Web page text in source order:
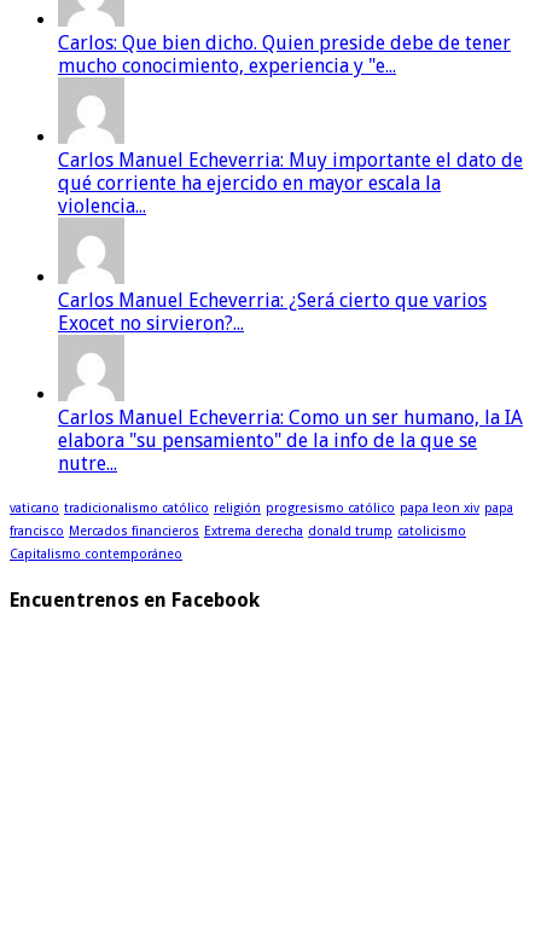
Carlos: Que bien dicho. Quien preside debe de tener
mucho conocimiento, experiencia y "e...
Carlos Manuel Echeverria: Muy importante el dato de
qué corriente ha ejercido en mayor escala la
violencia...
Carlos Manuel Echeverria: ¿Será cierto que varios
Exocet no sirvieron?...
Carlos Manuel Echeverria: Como un ser humano, la IA
elabora "su pensamiento" de la info de la que se
nutre...
vaticano tradicionalismo católico religión progresismo católico papa leon xiv papa
francisco Mercados financieros Extrema derecha donald trump catolicismo
Capitalismo contemporáneo
Encuentrenos en Facebook